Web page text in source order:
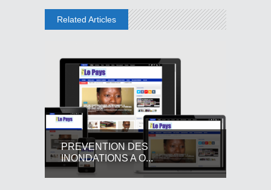
Related Articles
PREVENTION DES
INONDATIONS A O...